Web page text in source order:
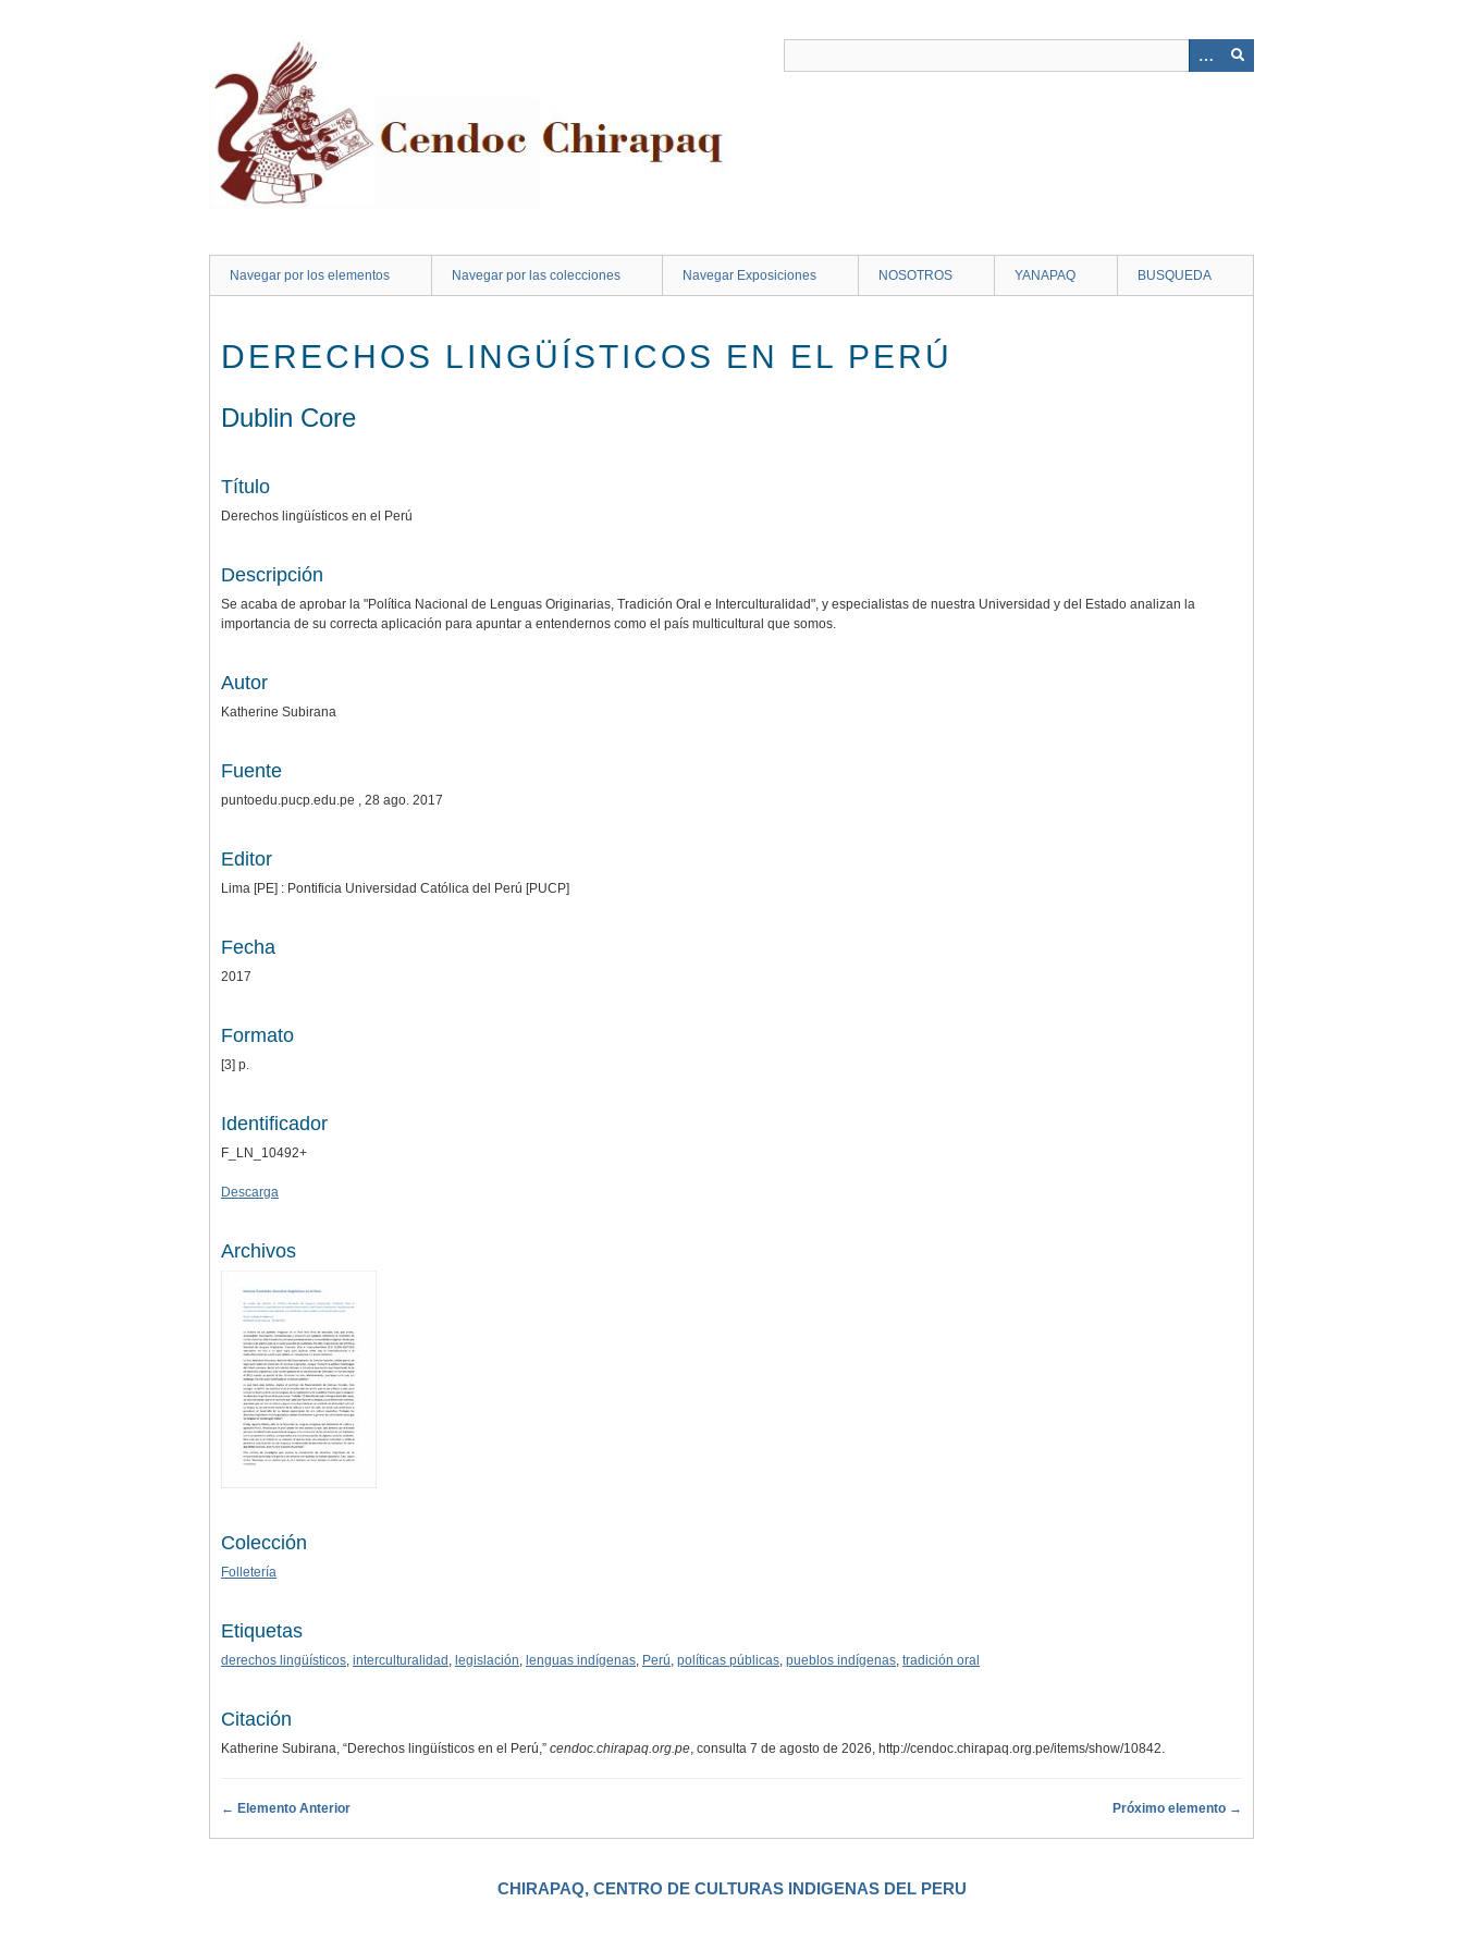
Navegar por los elementos Navegar por las colecciones Navegar Exposiciones NOSOTROS YANAPAQ BUSQUEDA
DERECHOS LINGÜÍSTICOS EN EL PERÚ
Dublin Core
Título
Derechos lingüísticos en el Perú
Descripción
Se acaba de aprobar la "Política Nacional de Lenguas Originarias, Tradición Oral e Interculturalidad", y especialistas de nuestra Universidad y del Estado analizan la
importancia de su correcta aplicación para apuntar a entendernos como el país multicultural que somos.
Autor
Katherine Subirana
Fuente
puntoedu.pucp.edu.pe , 28 ago. 2017
Editor
Lima [PE] : Pontificia Universidad Católica del Perú [PUCP]
Fecha
2017
Formato
[3] p.
Identificador
F_LN_10492+
Descarga
Archivos
Colección
Folletería
Etiquetas
derechos lingüísticos interculturalidad legislación lenguas indígenas Perú políticas públicas pueblos indígenas tradición oral
Citación
Katherine Subirana, “Derechos lingüísticos en el Perú,” cendoc.chirapaq.org.pe , consulta 7 de agosto de 2026, http://cendoc.chirapaq.org.pe/items/show/10842
← Elemento Anterior Próximo elemento →
CHIRAPAQ, CENTRO DE CULTURAS INDIGENAS DEL PERU